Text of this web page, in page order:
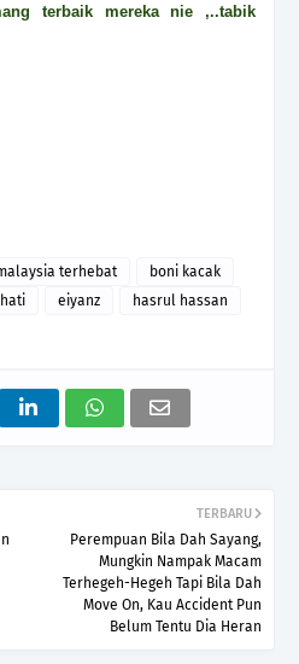
terbaik mereka nie ,..tabik
terhebat
boni kacak
eiyanz
hasrul hassan
TERBARU
Perempuan Bila Dah Sayang,
Mungkin Nampak Macam
Terhegeh-Hegeh Tapi Bila Dah
Move On, Kau Accident Pun
Belum Tentu Dia Heran